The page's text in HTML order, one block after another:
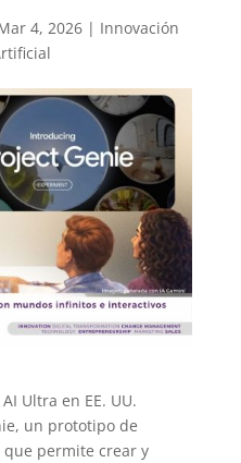
4, 2026| Innovación
Ultra en EE. UU.
un prototipo de
permite crear y